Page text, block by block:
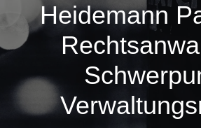
Heidemann